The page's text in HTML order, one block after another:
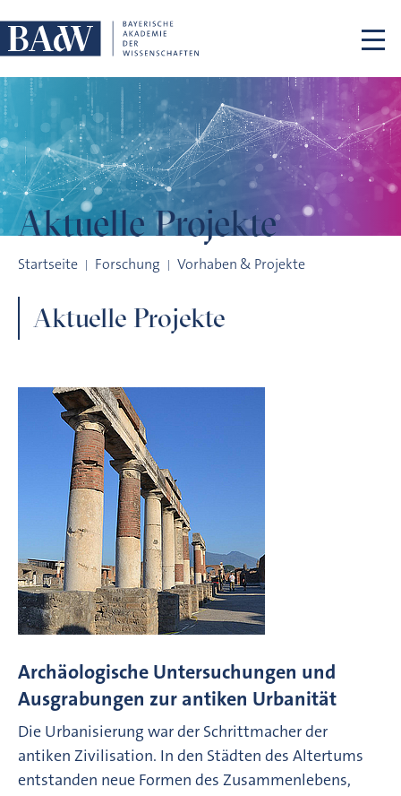
Aktuelle Projekte
Startseite Forschung Vorhaben & Projekte
Aktuelle Projekte
Archäologische Untersuchungen und
Ausgrabungen zur antiken Urbanität
Die Urbanisierung war der Schrittmacher der
antiken Zivilisation. In den Städten des Altertums
entstanden neue Formen des Zusammenlebens,